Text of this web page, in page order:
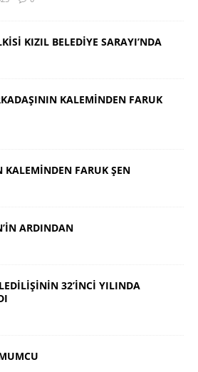
KIZIL BELEDİYE SARAYI’NDA
KALEMİNDEN FARUK
FARUK ŞEN
ARDINDAN
32’İNCİ YILINDA